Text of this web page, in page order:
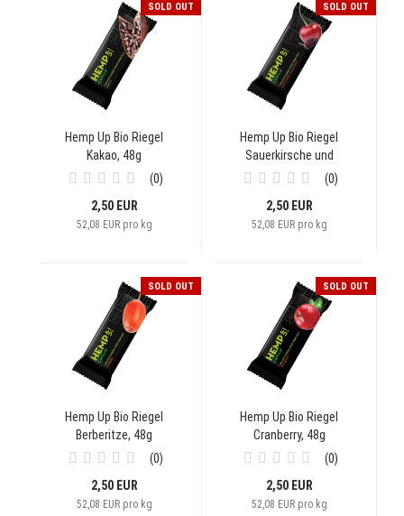
SOLD OUT
Hemp Up Bio Riegel
Kakao, 48g
0
2,50 EUR
52,08 EUR pro kg
SOLD OUT
Hemp Up Bio Riegel
Sauerkirsche und
Maulbeere, 48g0
2,50 EUR
52,08 EUR pro kg
SOLD OUT
Hemp Up Bio Riegel
Berberitze, 48g
0
2,50 EUR
52,08 EUR pro kg
SOLD OUT
Hemp Up Bio Riegel
Cranberry, 48g
0
2,50 EUR
52,08 EUR pro kg